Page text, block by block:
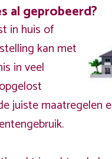
al geprobeerd?
in huis of
kan met
in veel
juiste maatregelen